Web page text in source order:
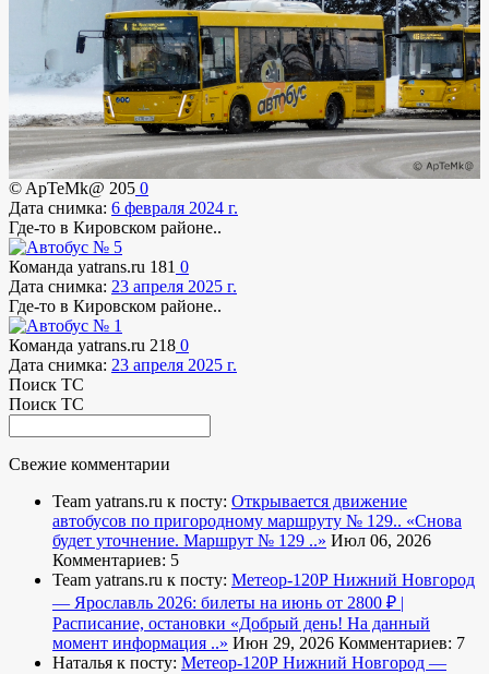
© ApTeMk@ 205 0
Дата снимка: 6 февраля 2024 г.
Где-то в Кировском районе..
Команда yatrans.ru 181 0
Дата снимка: 23 апреля 2025 г.
Где-то в Кировском районе..
Команда yatrans.ru 218 0
Дата снимка: 23 апреля 2025 г.
Поиск ТС
Поиск ТС
Свежие комментарии
Team yatrans.ru к посту: Открывается движение
автобусов по пригородному маршруту № 129.. «Снова
будет уточнение. Маршрут № 129 ..» Июл 06, 2026
Комментариев: 5
Team yatrans.ru к посту: Метеор-120Р Нижний Новгород
— Ярославль 2026: билеты на июнь от 2800 ₽ |
Расписание, остановки «Добрый день! На данный
момент информация ..» Июн 29, 2026 Комментариев: 7
Наталья к посту: Метеор-120Р Нижний Новгород —